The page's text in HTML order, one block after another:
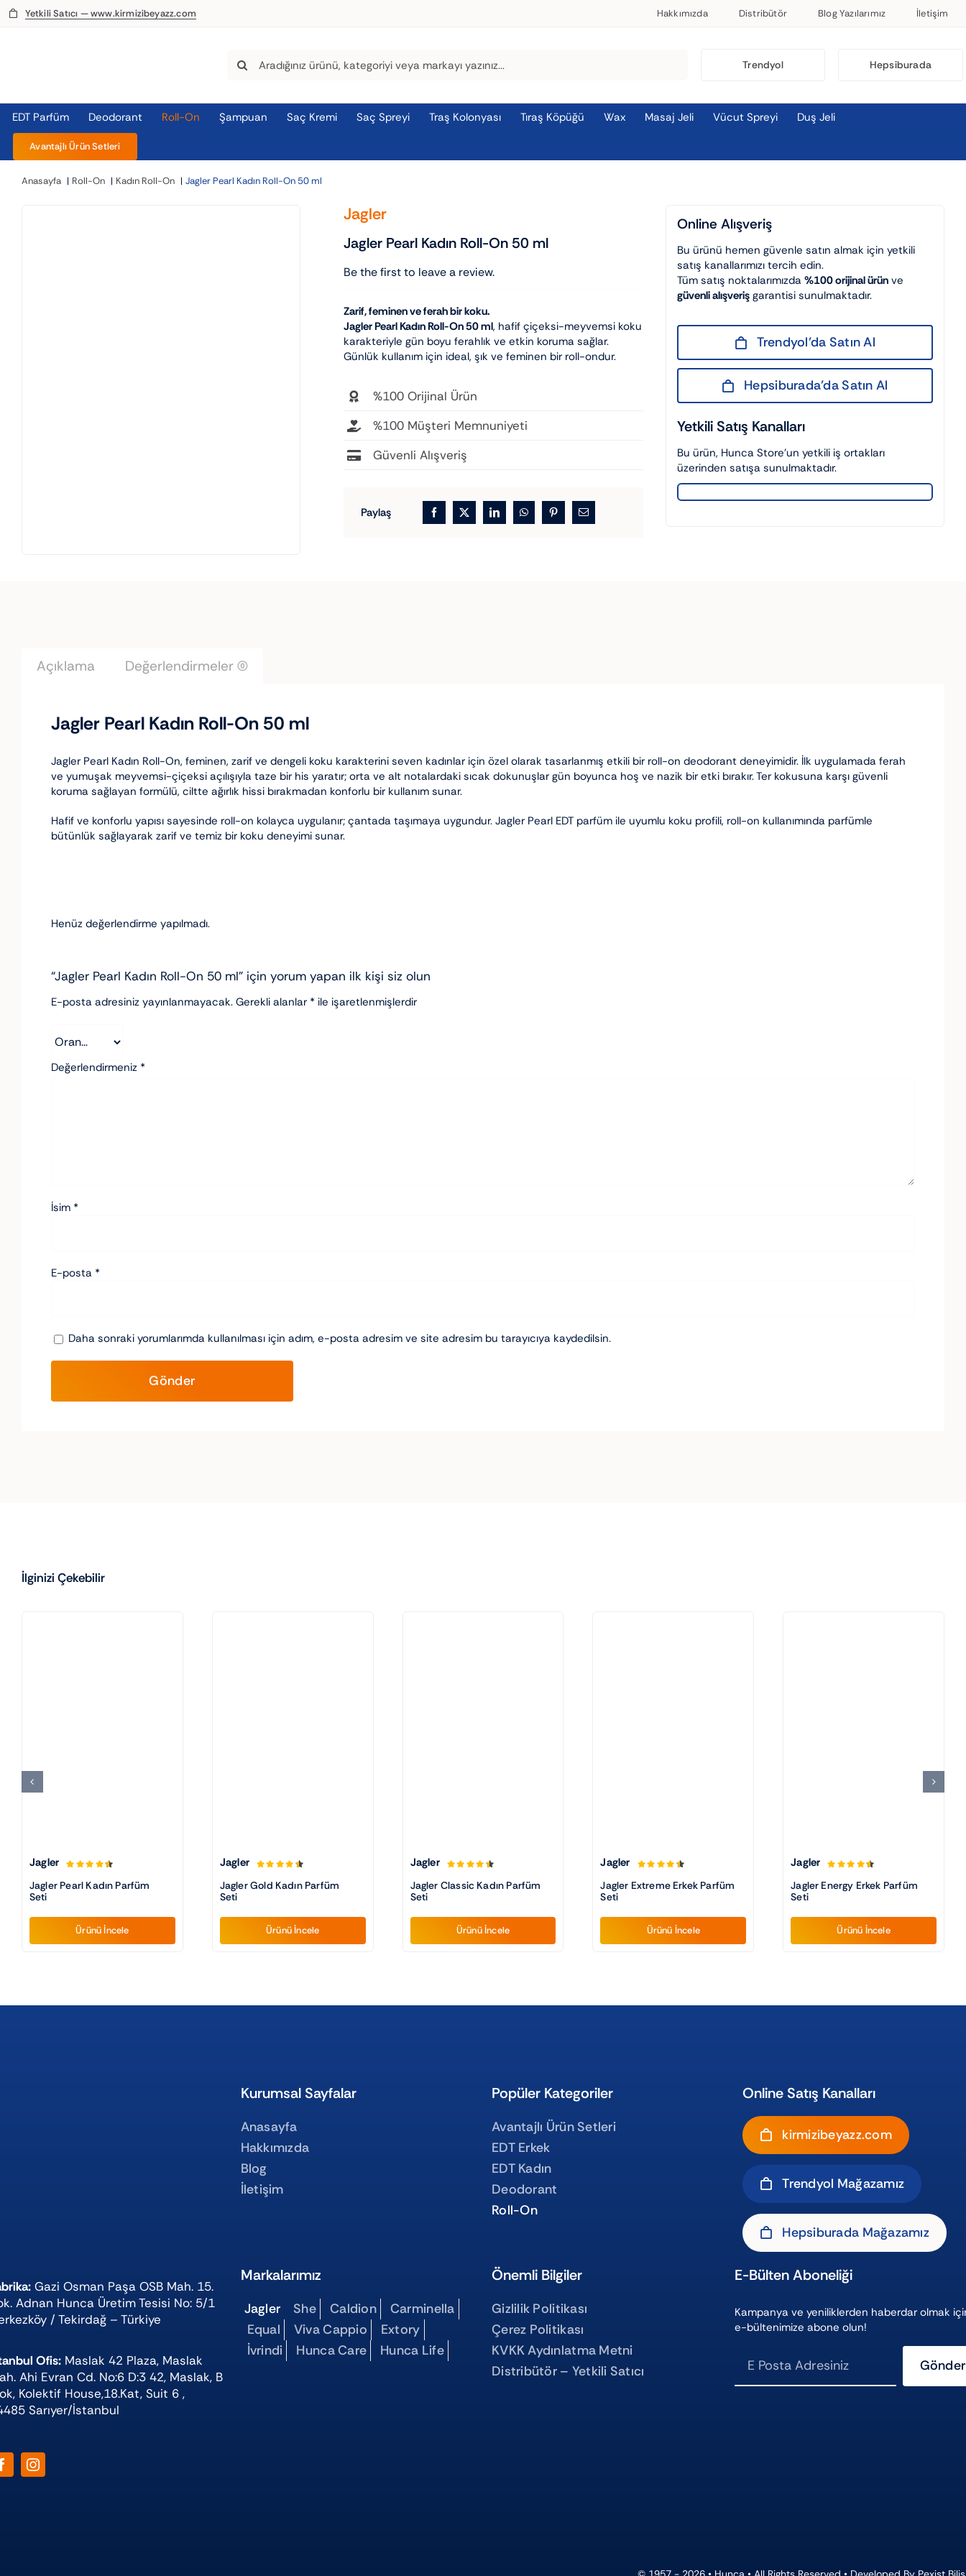
SkipYetkili Satıcı — www.kirmizibeyazz.com Hakkımızda Distribütör Blog Yazılarımız İletişim
Search
Trendyol Hepsiburada
EDT Parfüm Deodorant Roll-On Şampuan Saç Kremi Saç Spreyi Traş Kolonyası Tıraş Köpüğü Wax Masaj Jeli Vücut Spreyi Duş Jeli
Avantajlı Ürün Setleri
Anasayfa Roll-On Kadın Roll-On Jagler Pearl Kadın Roll-On 50 ml
Jagler
Jagler Pearl Kadın Roll-On 50 ml
Be the first to leave a review.
Zarif, feminen ve ferah bir koku.
Jagler Pearl Kadın Roll-On 50 ml, hafif çiçeksi-meyvemsi koku
karakteriyle gün boyu ferahlık ve etkin koruma sağlar.
Günlük kullanım için ideal, şık ve feminen bir roll-ondur.
%100 Orijinal Ürün
%100 Müşteri Memnuniyeti
Güvenli Alışveriş
Paylaş
Online Alışveriş
Bu ürünü hemen güvenle satın almak için yetkili
satış kanallarımızı tercih edin.
Tüm satış noktalarımızda %100 orijinal ürün ve
güvenli alışveriş garantisi sunulmaktadır.
Trendyol’da Satın Al
Hepsiburada’da Satın Al
Yetkili Satış Kanalları
Bu ürün, Hunca Store’un yetkili iş ortakları
üzerinden satışa sunulmaktadır.
Açıklama Değerlendirmeler (0)
Jagler Pearl Kadın Roll-On 50 ml
Jagler Pearl Kadın Roll-On, feminen, zarif ve dengeli koku karakterini seven kadınlar için özel olarak tasarlanmış etkili bir roll-on deodorant deneyimidir. İlk uygulamada ferah
ve yumuşak meyvemsi-çiçeksi açılışıyla taze bir his yaratır; orta ve alt notalardaki sıcak dokunuşlar gün boyunca hoş ve nazik bir etki bırakır. Ter kokusuna karşı güvenli
koruma sağlayan formülü, ciltte ağırlık hissi bırakmadan konforlu bir kullanım sunar.
Hafif ve konforlu yapısı sayesinde roll-on kolayca uygulanır; çantada taşımaya uygundur. Jagler Pearl EDT parfüm ile uyumlu koku profili, roll-on kullanımında parfümle
bütünlük sağlayarak zarif ve temiz bir koku deneyimi sunar.
Henüz değerlendirme yapılmadı.
“Jagler Pearl Kadın Roll-On 50 ml” için yorum yapan ilk kişi siz olun
E-posta adresiniz yayınlanmayacak. Gerekli alanlar * ile işaretlenmişlerdir
Değerlendirmeniz *
İsim *
E-posta *
Daha sonraki yorumlarımda kullanılması için adım, e-posta adresim ve site adresim bu tarayıcıya kaydedilsin.
İlginizi Çekebilir
Jagler
Jagler Pearl Kadın Parfüm
Seti
Ürünü İncele
Jagler
Jagler Gold Kadın Parfüm
Seti
Ürünü İncele
Jagler
Jagler Classic Kadın Parfüm
Seti
Ürünü İncele
Jagler
Jagler Extreme Erkek Parfüm
Seti
Ürünü İncele
Jagler
Jagler Energy Erkek Parfüm
Seti
Ürünü İncele
Kurumsal Sayfalar
Anasayfa
Hakkımızda
Blog
İletişim
Popüler Kategoriler
Avantajlı Ürün Setleri
EDT Erkek
EDT Kadın
Deodorant
Roll-On
Online Satış Kanalları
kirmizibeyazz.com
Trendyol Mağazamız
Hepsiburada Mağazamız
Gazi Osman Paşa OSB Mah. 15.
Adnan Hunca Üretim Tesisi No: 5/1
/ Tekirdağ – Türkiye
Ofis: Maslak 42 Plaza, Maslak
Ahi Evran Cd. No:6 D:3 42, Maslak, B
Kolektif House,18.Kat, Suit 6 ,
Sarıyer/İstanbul
Markalarımız
Jagler She Caldion
Carminella
Equal
Viva Cappio
Extory
İvrindi
Hunca Care Hunca Life
Önemli Bilgiler
Gizlilik Politikası
Çerez Politikası
KVKK Aydınlatma Metni
Distribütör – Yetkili Satıcı
E-Bülten Aboneliği
Kampanya ve yeniliklerden haberdar olmak
e-bültenimize abone olun!
Gönder